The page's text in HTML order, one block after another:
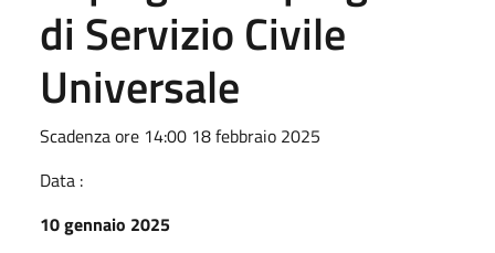
di Servizio Civile
Universale
Scadenza ore 14:00 18 febbraio 2025
Data :
10 gennaio 2025